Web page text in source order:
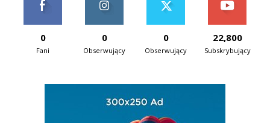
0
Fani
0
Obserwujący
0
Obserwujący
22,800
Subskrybujący